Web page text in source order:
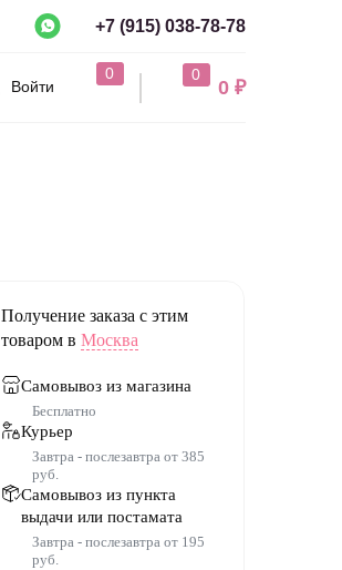
+7 (915) 038-78-78
Войти
0 0
0 ₽
Получение заказа с этим
товаром вМосква
Самовывоз из магазина
Бесплатно
Курьер
Завтра - послезавтра от 385
руб.
Самовывоз из пункта
выдачи или постамата
Завтра - послезавтра от 195
руб.